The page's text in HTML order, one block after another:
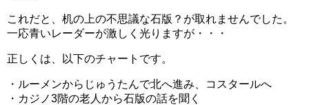
これだと、机の上の不思議な石版？が取れませんでした。
一応青いレーダーが激しく光りますが・・・
正しくは、以下のチャートです。
・ルーメンからじゅうたんで北へ進み、コスタールへ
・カジノ3階の老人から石版の話を聞く